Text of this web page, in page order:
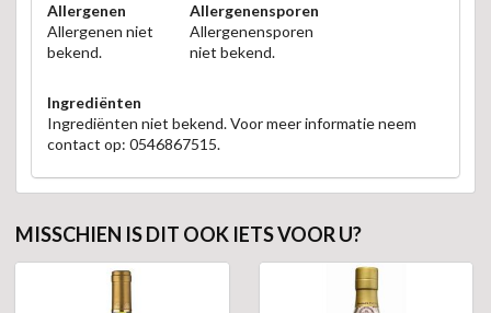
Allergenen
Allergenen niet
bekend.
Allergenensporen
Allergenensporen
niet bekend.
Ingrediënten
Ingrediënten niet bekend. Voor meer informatie neem
contact op: 0546867515.
MISSCHIEN IS DIT OOK IETS VOOR U?